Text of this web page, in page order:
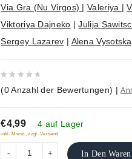
Via Gra (Nu Virgos) |Valeriya |
Viktoriya Dajneko |Julija
Sergey Lazarev | Alena
out
of
5
(0Anzahl der Bewertungen) |
€4,99 4 auf Lager
inkl. Mwst., zzgl. Versand
In Den